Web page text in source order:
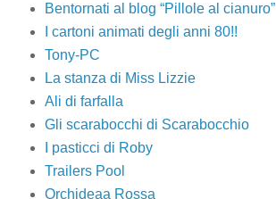
Bentornati al blog “Pillole al cianuro”
I cartoni animati degli anni 80!!
Tony-PC
La stanza di Miss Lizzie
Ali di farfalla
Gli scarabocchi di Scarabocchio
I pasticci di Roby
Trailers Pool
Orchideaa Rossa